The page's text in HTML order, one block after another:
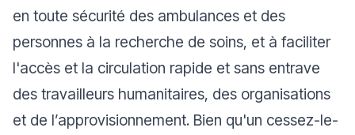
en toute sécurité des ambulances et des
personnes à la recherche de soins, et à faciliter
l'accès et la circulation rapide et sans entrave
des travailleurs humanitaires, des organisations
et de l’approvisionnement. Bien qu'un cessez-le-